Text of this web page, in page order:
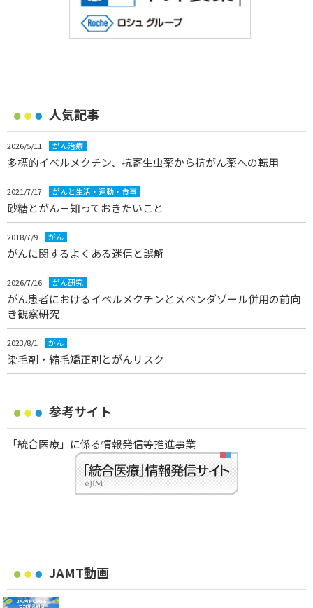
人気記事
2026/5/11 がん治療
多標的イベルメクチン、抗寄生虫薬から抗がん薬への転用
2021/7/17 がんと生活・運動・食事
砂糖とがん－知っておきたいこと
2018/7/9 がん
がんに関するよくある迷信と誤解
2026/7/16 がん研究
がん患者におけるイベルメクチンとメベンダゾール併用の前向
き観察研究
2023/8/1 がん
染毛剤・縮毛矯正剤とがんリスク
参考サイト
「統合医療」に係る情報発信等推進事業
JAMT動画